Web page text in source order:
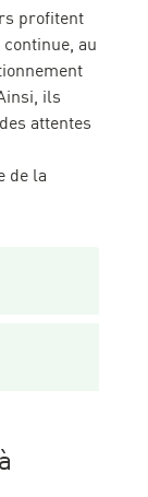
profitent
au
ils
attentes
de la